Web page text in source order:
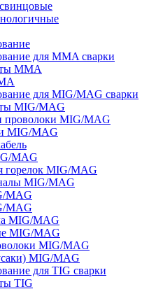
для MMA сварки
MMA
для MIG/MAG сварки
MIG/MAG
проволоки MIG/MAG
MIG/MAG
MAG
горелок MIG/MAG
MIG/MAG
MAG
MAG
MIG/MAG
MIG/MAG
MIG/MAG
MIG/MAG
для TIG сварки
TIG